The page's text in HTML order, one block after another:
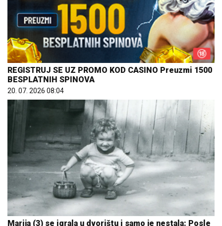
REGISTRUJ SE UZ PROMO KOD CASINO Preuzmi 1500
BESPLATNIH SPINOVA
20. 07. 2026 08:04
Marija (3) se igrala u dvorištu i samo je nestala: Posle